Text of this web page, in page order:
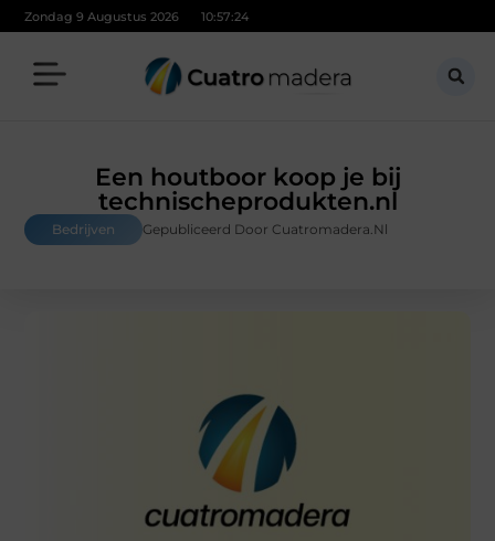
Zondag 9 Augustus 2026 10:57:26
Een houtboor koop je bij
technischeprodukten.nl
Bedrijven Gepubliceerd Door Cuatromadera.nl